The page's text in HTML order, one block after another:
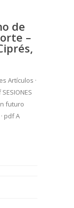
de
–
Artículos ·
futuro
pdf A